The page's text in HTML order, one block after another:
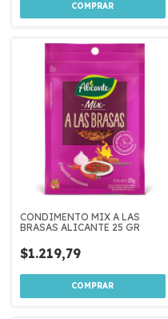
CONDIMENTO MIX A LAS
BRASAS ALICANTE 25 GR
$1.219,79